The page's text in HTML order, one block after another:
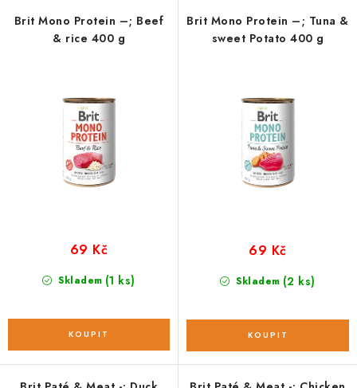
p
Brit Mono Protein –; Beef
& rice 400 g
Skladem (1 ks)
69 Kč
Brit Mono Protein –; Tuna &
sweet Potato 400 g
Skladem (2 ks)
69 Kč